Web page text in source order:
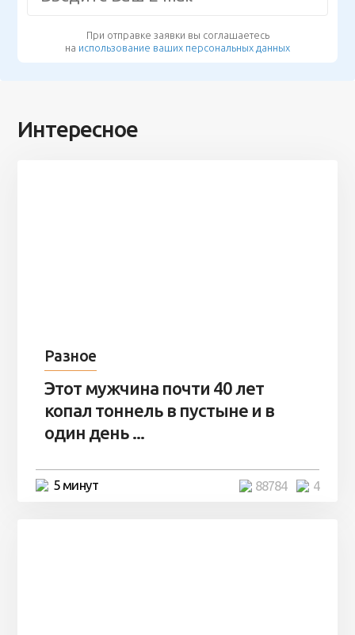
При отправке заявки вы соглашаетесь
на использование ваших персональных данных
Интересное
Разное
Этот мужчина почти 40 лет
копал тоннель в пустыне и в
один день ...
5 минут 4
88784